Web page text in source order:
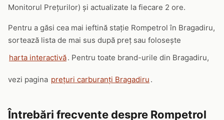
Monitorul Prețurilor) și actualizate la fiecare 2 ore.
Pentru a găsi cea mai ieftină stație Rompetrol în Bragadiru,
sortează lista de mai sus după preț sau folosește
harta interactivă. Pentru toate brand-urile din Bragadiru,
vezi pagina prețuri carburanți Bragadiru .
Întrebări frecvente despre Rompetrol